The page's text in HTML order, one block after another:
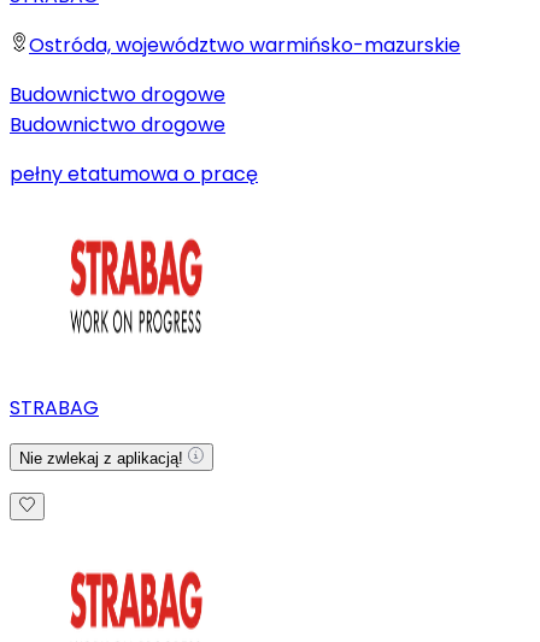
Ostróda, województwo warmińsko-mazurskie
Budownictwo drogowe
Budownictwo drogowe
pełny etatumowa o pracę
STRABAG
Nie zwlekaj z aplikacją!